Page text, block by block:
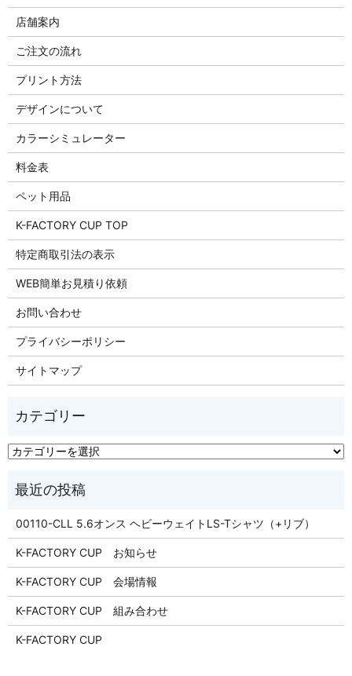
店舗案内
ご注文の流れ
プリント方法
デザインについて
カラーシミュレーター
料金表
ペット用品
K-FACTORY CUP TOP
特定商取引法の表示
WEB簡単お見積り依頼
お問い合わせ
プライバシーポリシー
サイトマップ
00110-CLL 5.6オンス ヘビーウェイトLS-Tシャツ（+リブ）
K-FACTORY CUP お知らせ
K-FACTORY CUP 会場情報
K-FACTORY CUP 組み合わせ
K-FACTORY CUP